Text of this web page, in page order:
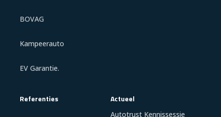
BOVAG
Kampeerauto
EV Garantie.
Referenties Actueel
Autotrust Kennissessie